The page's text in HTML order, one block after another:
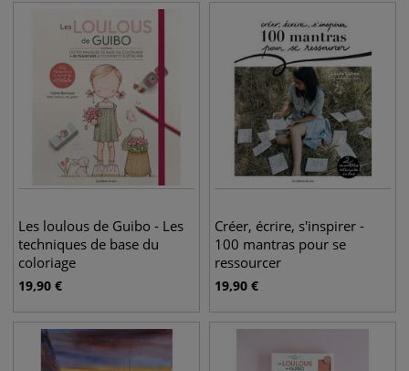
Les loulous de Guibo - Les
techniques de base du
coloriage
19,90 €
Créer, écrire, s'inspirer -
100 mantras pour se
ressourcer
19,90 €